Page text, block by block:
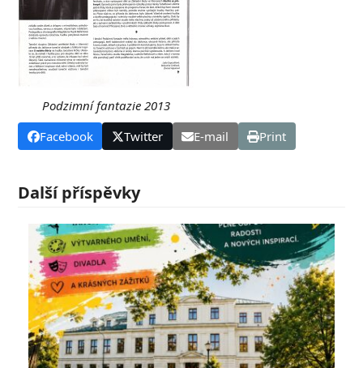
Podzimní fantazie 2013
Facebook Twitter E-mail Print
Další příspěvky